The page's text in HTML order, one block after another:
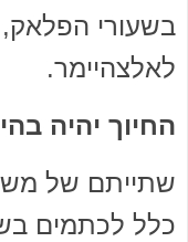
בשעורי
לאלצהיימר.
החיוך יהיה
שתייתם של
כלל לכתמים